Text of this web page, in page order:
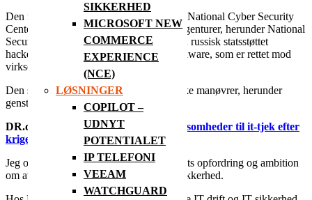
SIKKERHED
MICROSOFT NEW
COMMERCE
EXPERIENCE
(NCE)
LØSNINGER
COPILOT –
UDNYT
POTENTIALET
IP TELEFONI
VEEAM
WATCHGUARD
Den fælles research blev offentliggjort af National Cyber Security
Center i Storbritannien og amerikanske agenturer, herunder National
Security Agency. Den advarede om, at en russisk statsstøttet
hackergruppe har udviklet en ny type malware, som er rettet mod
virksomheders firewalls.
Den sofistikerede virus kan modstå typiske manøvrer, herunder
genstarter, hedder det i rapporte
DR.dk:
Minister og FE opfordrer virksomheder til it-tjek efter
krigen i Ukraine
Jeg og RIT A/S bakker op om Folketingets opfordring og ambition
om at øge de danske virksomheders IT-sikkerhed.